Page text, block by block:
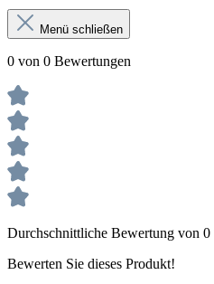
Menü schließen
0 von 0 Bewertungen
Durchschnittliche Bewertung von 0
Bewerten Sie dieses Produkt!